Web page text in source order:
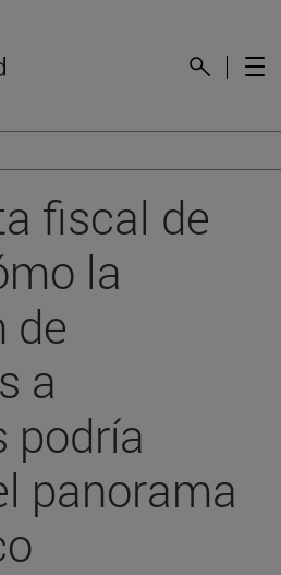
fiscal de
la
de
a
podría
panorama